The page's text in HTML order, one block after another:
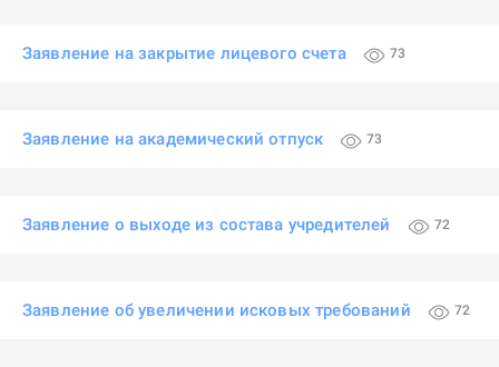
Заявление на закрытие лицевого счета 73
Заявление на академический отпуск 73
Заявление о выходе из состава учредителей 72
Заявление об увеличении исковых требований 72